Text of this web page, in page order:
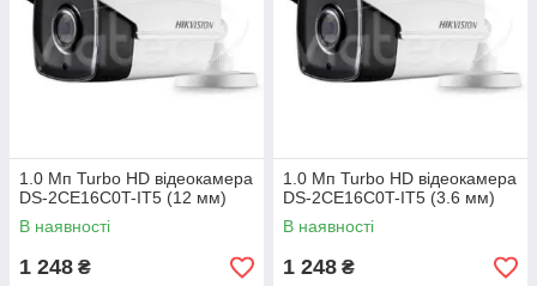
1.0 Мп Turbo HD відеокамера
DS-2CE16C0T-IT5 (12 мм)
В наявності
1 248 ₴
1.0 Мп Turbo HD відеокамера
DS-2CE16C0T-IT5 (3.6 мм)
В наявності
1 248 ₴